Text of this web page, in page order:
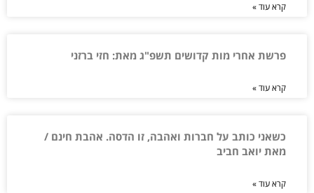
קרא עוד »
פרשת אחרי מות קדושים תשפ"ג מאת: חזי ברזני
קרא עוד »
כשאני כותב על חברות ואהבה, זו הדסה. אהבת חינם /
מאת יואב חביב
קרא עוד »